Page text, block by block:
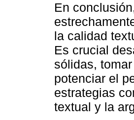
En
la calidad
Es crucial
sólidas,
potenciar el
estrategias
textual y la